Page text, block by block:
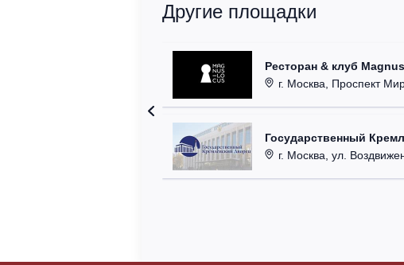
Другие площадки
Ресторан & клуб
г. Москва, Проспект
Государственный
г. Москва, ул.